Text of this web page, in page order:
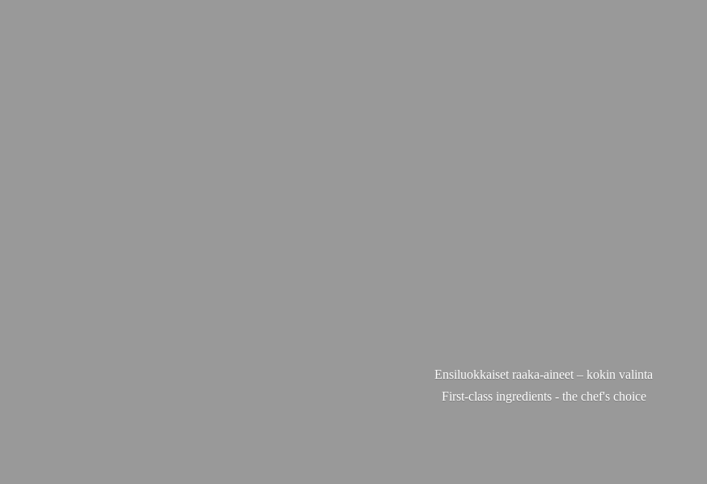
Ensiluokkaiset raaka-aineet – kokin valinta
First-class ingredients - the chef's choice